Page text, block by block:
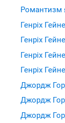
Романтизм
Генріх
Генріх
Генріх
Генріх
Джордж
Джордж
Джордж